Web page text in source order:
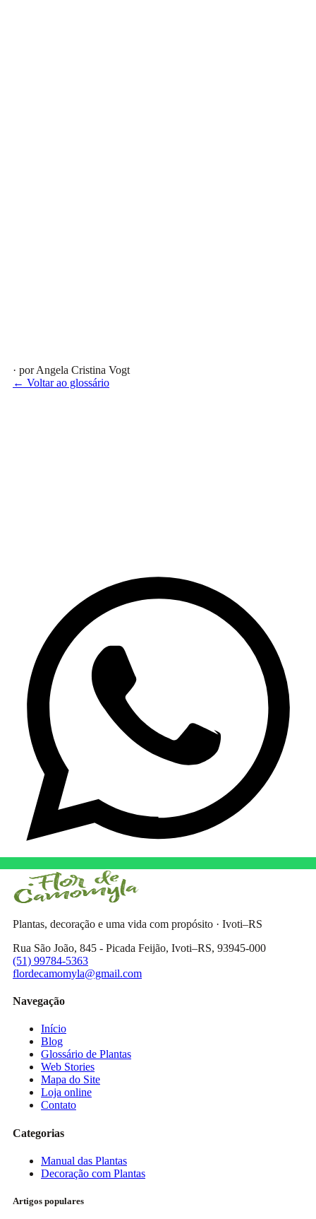
· por Angela Cristina Vogt
← Voltar ao glossário
Plantas, decoração e uma vida com propósito · Ivoti–RS
Rua São João, 845 - Picada Feijão, Ivoti–RS, 93945-000
(51) 99784-5363
flordecamomyla@gmail.com
Navegação
Início
Blog
Glossário de Plantas
Web Stories
Mapa do Site
Loja online
Contato
Categorias
Manual das Plantas
Decoração com Plantas
Artigos populares